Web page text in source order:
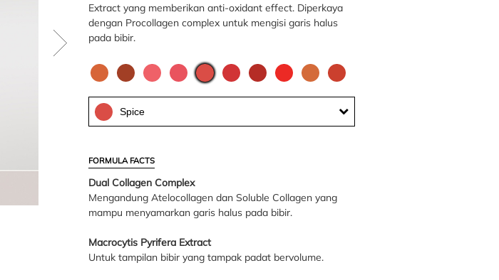
Extract yang memberikan anti-oxidant effect. Diperkaya
dengan Procollagen complex untuk mengisi garis halus
pada bibir.
Spice
FORMULA FACTS
Dual Collagen Complex
Mengandung Atelocollagen dan Soluble Collagen yang
mampu menyamarkan garis halus pada bibir.
Macrocytis Pyrifera Extract
Untuk tampilan bibir yang tampak padat bervolume.